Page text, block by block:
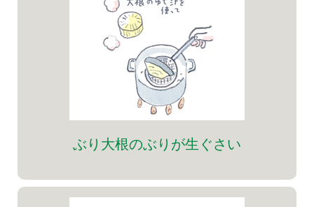
ぶり大根のぶりが生ぐさい